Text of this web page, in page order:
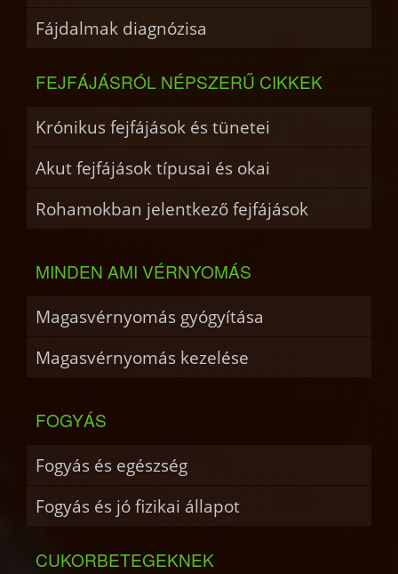
Fájdalmak diagnózisa
FEJFÁJÁSRÓL NÉPSZERŰ CIKKEK
Krónikus fejfájások és tünetei
Akut fejfájások típusai és okai
Rohamokban jelentkező fejfájások
MINDEN AMI VÉRNYOMÁS
Magasvérnyomás gyógyítása
Magasvérnyomás kezelése
FOGYÁS
Fogyás és egészség
Fogyás és jó fizikai állapot
CUKORBETEGEKNEK